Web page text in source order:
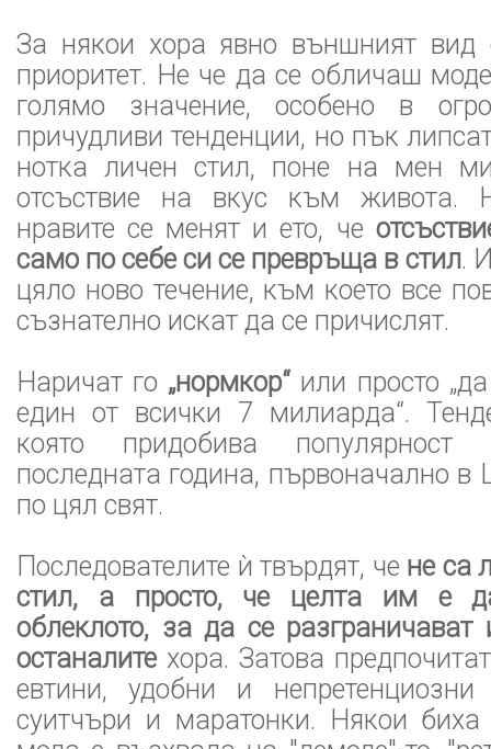
За някои хора явно външният вид
приоритет. Не че да се обличаш
голямо значение, особено в
причудливи тенденции, но пък
нотка личен стил, поне на мен
отсъствие на вкус към живота.
нравите се менят и ето, че
само по себе си се превръща в стил.
цяло ново течение, към което все
съзнателно искат да се причислят.
Наричат го „нормкор“ или просто
един от всички 7 милиарда“.
която придобива популярност
последната година, първоначално в
по цял свят.
Последователите ѝ твърдят, че не са
стил, а просто, че целта им е
облеклото, за да се
останалитехора. Затова
евтини, удобни и непретенциозни
суитчъри и маратонки. Някои